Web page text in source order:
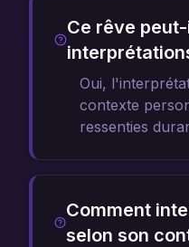
Ce rêve
Oui,
contexte
ressenties
Comment
selon son